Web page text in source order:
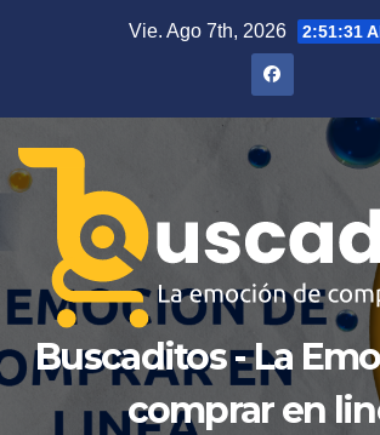
Vie. Ago 7th, 2026 2:51:32
Buscaditos - La
comprar en